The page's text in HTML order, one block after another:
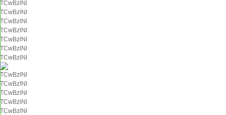
TCwBzlNl
TCwBzlNl
TCwBzlNl
TCwBzlNl
TCwBzlNl
TCwBzlNl
TCwBzlNl
TCwBzlNl
TCwBzlNl
TCwBzlNl
TCwBzlNl
TCwBzlNl